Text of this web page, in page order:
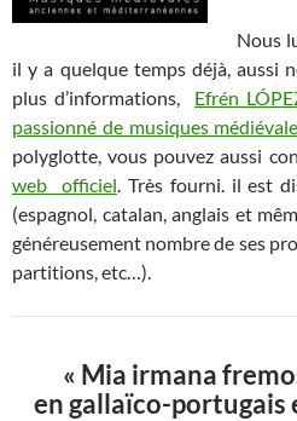
Nous
il y a quelque temps déjà, aussi
plus d’informations, Efrén
passionné de musiques
polyglotte, vous pouvez aussi
web officiel. Très fourni. il est
(espagnol, catalan, anglais et
généreusement nombre de ses
partitions, etc…).
« Mia irmana
en gallaïco-